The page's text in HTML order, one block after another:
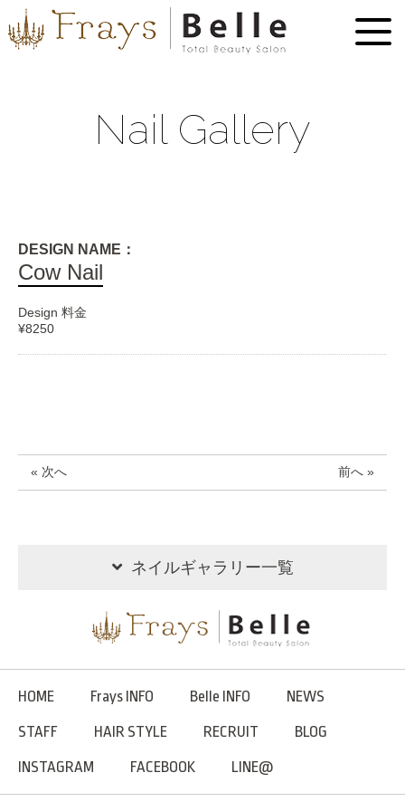
Nail Gallery
DESIGN NAME：
Cow Nail
Design 料金
¥8250
前へ »
« 次へ
ネイルギャラリー一覧
HOME Frays INFO Belle INFO NEWS
STAFF HAIR STYLE RECRUIT BLOG
INSTAGRAM FACEBOOK LINE@